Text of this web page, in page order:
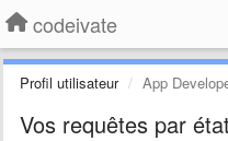
codeivate
Profil utilisateur App
Vos requêtes par